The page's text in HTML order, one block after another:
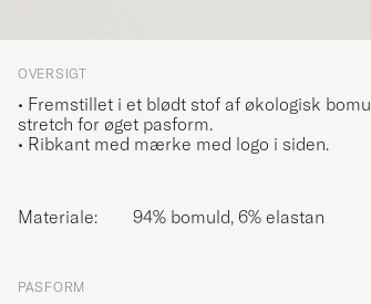
OVERSIGT
• Fremstillet i et blødt stof af økologisk
stretch for øget pasform.
• Ribkant med mærke med logo i siden.
Materiale: 94% bomuld, 6% elastan
PASFORM